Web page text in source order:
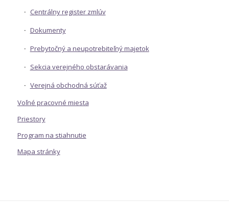
Centrálny register zmlúv
Dokumenty
Prebytočný a neupotrebiteľný majetok
Sekcia verejného obstarávania
Verejná obchodná súťaž
Voľné pracovné miesta
Priestory
Program na stiahnutie
Mapa stránky